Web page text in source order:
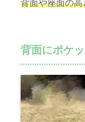
背面や座面の
背面にポケ